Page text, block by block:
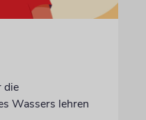
die
Wassers lehren